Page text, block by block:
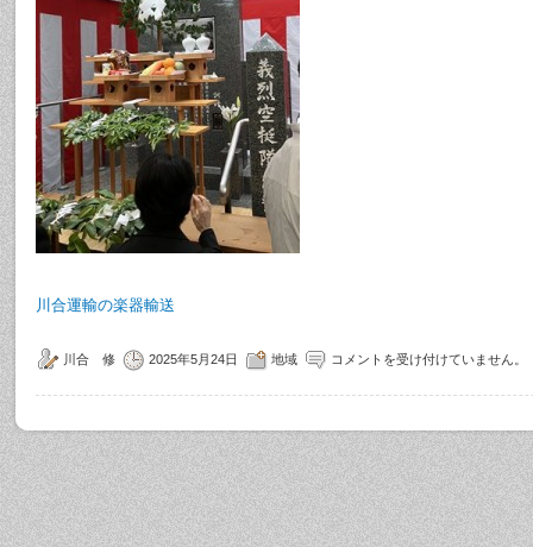
川合運輸の楽器輸送
川合 修 2025年5月24日 地域 コメントを受け付けていません。